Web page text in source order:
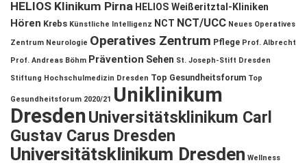
HELIOS Klinikum Pirna HELIOS Weißeritztal-Kliniken
Hören Krebs Künstliche Intelligenz NCT NCT/UCC Neues Operatives
Zentrum Neurologie Operatives Zentrum Pflege Prof. Albrecht
Prof. Andreas Böhm Prävention Sehen St. Joseph-Stift Dresden
Stiftung Hochschulmedizin Dresden Top Gesundheitsforum Top
Gesundheitsforum 2020/21 Uniklinikum
DresdenUniversitätsklinikum Carl
Gustav Carus Dresden
Universitätsklinikum Dresden Wellness